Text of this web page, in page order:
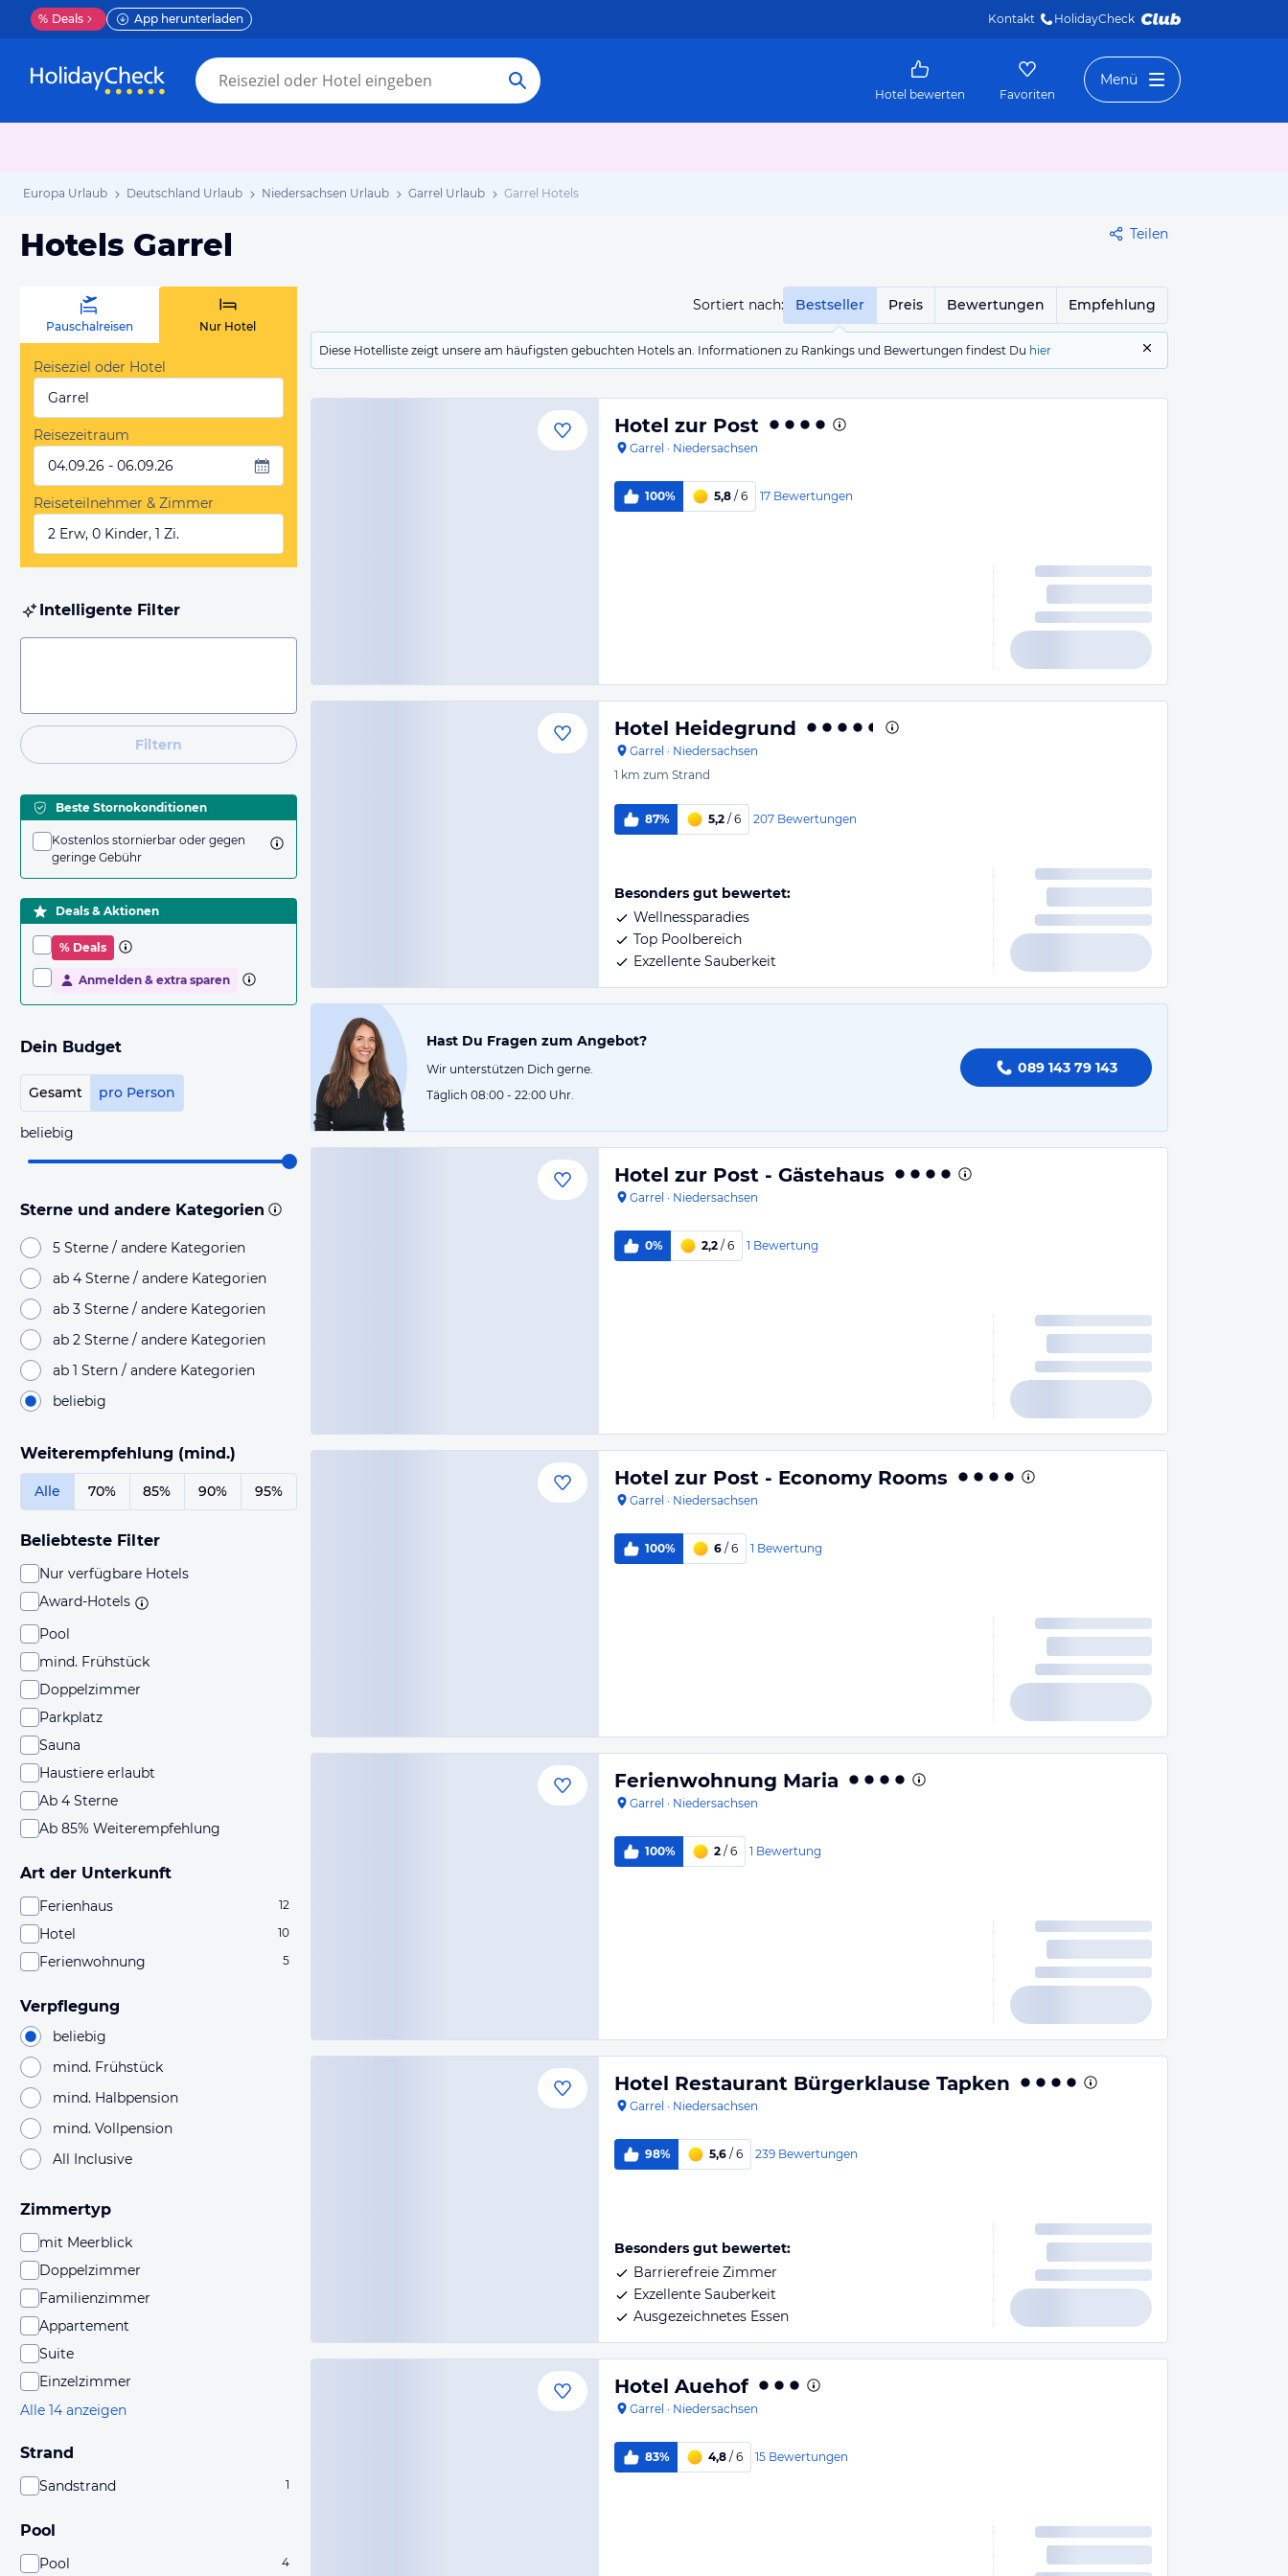
% Deals App herunterladen Kontakt HolidayCheck
Hotel bewerten Favoriten
Menü
Europa Urlaub Deutschland Urlaub Niedersachsen Urlaub Garrel Urlaub Garrel Hotels
Hotels Garrel Teilen
Sortiert nach: Bestseller Preis Bewertungen Empfehlung
Diese Hotelliste zeigt unsere am häufigsten gebuchten Hotels an. Informationen zu Rankings und Bewertungen findest Du hier
Pauschalreisen Nur Hotel
Reiseziel oder Hotel
Garrel
Reisezeitraum
04.09.26 - 06.09.26
Reiseteilnehmer & Zimmer
2 Erw, 0 Kinder, 1 Zi.
Intelligente Filter
Filtern
Beste Stornokonditionen
Kostenlos stornierbar oder gegen
geringe Gebühr
Deals & Aktionen
% Deals
Anmelden & extra sparen
Dein Budget
Gesamt pro Person
beliebig
Sterne und andere Kategorien
5 Sterne / andere Kategorien
ab 4 Sterne / andere Kategorien
ab 3 Sterne / andere Kategorien
ab 2 Sterne / andere Kategorien
ab 1 Stern / andere Kategorien
beliebig
Weiterempfehlung (mind.)
Alle 70% 85% 90% 95%
Beliebteste Filter
Nur verfügbare Hotels
Award-Hotels
Pool
mind. Frühstück
Doppelzimmer
Parkplatz
Sauna
Haustiere erlaubt
Ab 4 Sterne
Ab 85% Weiterempfehlung
Art der Unterkunft
Ferienhaus 12
Hotel 10
Ferienwohnung 5
Verpflegung
beliebig
mind. Frühstück
mind. Halbpension
mind. Vollpension
All Inclusive
Zimmertyp
mit Meerblick
Doppelzimmer
Familienzimmer
Appartement
Suite
Einzelzimmer
Alle 14 anzeigen
Strand
Sandstrand 1
Pool
Pool 4
Hotel zur Post
Garrel · Niedersachsen
100% 5,8 / 6 17 Bewertungen
Hotel Heidegrund
Garrel · Niedersachsen
1 km zum Strand
87% 5,2 / 6 207 Bewertungen
Besonders gut bewertet:
Wellnessparadies
Top Poolbereich
Exzellente Sauberkeit
Hast Du Fragen zum Angebot?
Wir unterstützen Dich gerne.
Täglich 08:00 - 22:00 Uhr.
089 143 79 143
Hotel zur Post - Gästehaus
Garrel · Niedersachsen
0% 2,2 / 6 1 Bewertung
Hotel zur Post - Economy Rooms
Garrel · Niedersachsen
100% 6 / 6 1 Bewertung
Ferienwohnung Maria
Garrel · Niedersachsen
100% 2 / 6 1 Bewertung
Hotel Restaurant Bürgerklause Tapken
Garrel · Niedersachsen
98% 5,6 / 6 239 Bewertungen
Besonders gut bewertet:
Barrierefreie Zimmer
Exzellente Sauberkeit
Ausgezeichnetes Essen
Hotel Auehof
Garrel · Niedersachsen
83% 4,8 / 6 15 Bewertungen